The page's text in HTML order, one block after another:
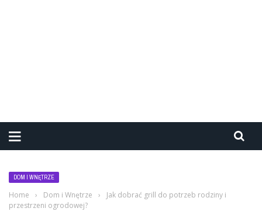
DOM I WNĘTRZE
Home › Dom i Wnętrze ›
Jak dobrać grill do potrzeb rodziny i
przestrzeni ogrodowej?